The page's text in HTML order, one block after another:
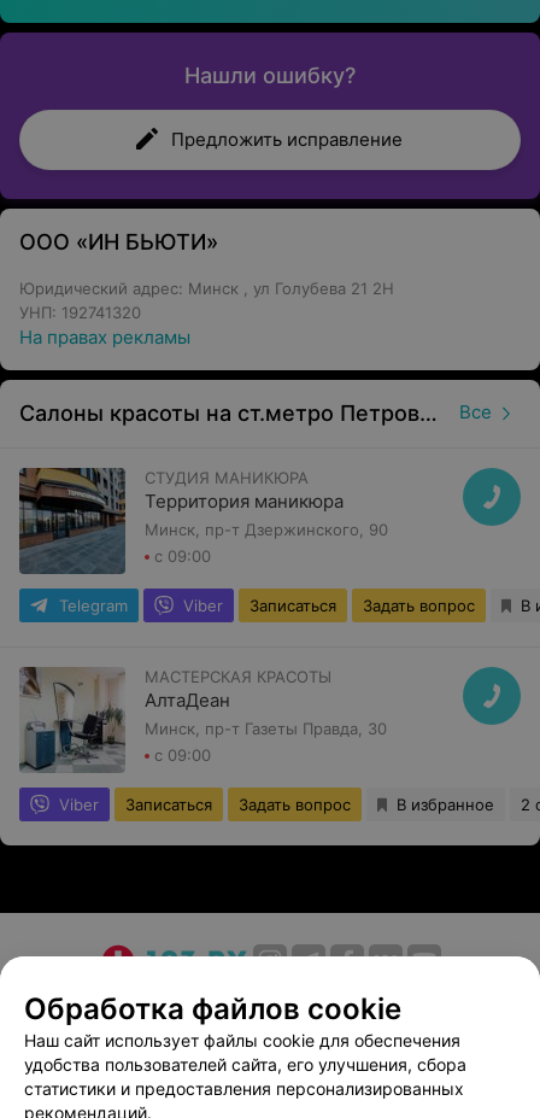
Нашли ошибку?
Предложить исправление
ООО «ИН БЬЮТИ»
Юридический адрес: Минск , ул Голубева 21 2H
УНП: 192741320
На правах рекламы
Салоны красоты на ст.метро Петровщина Все
СТУДИЯ МАНИКЮРА
Территория маникюра
Минск, пр-т Дзержинского, 90
с 09:00
Telegram Viber Записаться Задать вопрос В
МАСТЕРСКАЯ КРАСОТЫ
АлтаДеан
Минск, пр-т Газеты Правда, 30
с 09:00
Viber Записаться Задать вопрос В избранное 2
О проекте Новости проекта
Размещение рекламы
Медицинский маркетинг
Публичный договор
Пользовательское соглашение
Способы оплаты
Вакансии
Партнеры
Обработка файлов cookie
Наш сайт использует файлы cookie для обеспечения
удобства пользователей сайта, его улучшения, сбора
статистики и предоставления персонализированных
рекомендаций.